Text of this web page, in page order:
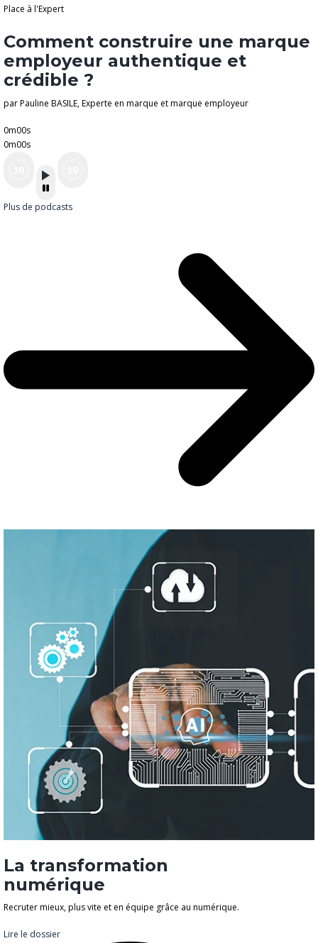
Place à l'Expert
Comment construire une marque
employeur authentique et
crédible ?
par Pauline BASILE, Experte en marque et marque employeur
0m00s
0m00s
Plus de podcasts
La transformation
numérique
Recruter mieux, plus vite et en équipe grâce au numérique.
Lire le dossier